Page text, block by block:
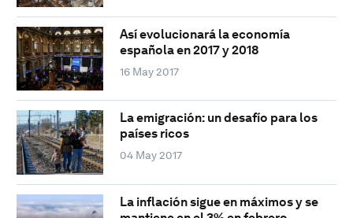
Así evolucionará la economía
española en 2017 y 2018
16 May 2017
La emigración: un desafío para los
países ricos
04 May 2017
La inflación sigue en máximos y se